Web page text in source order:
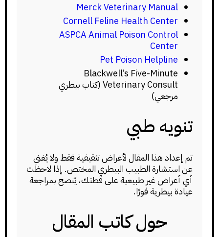
Merck Veterinary Manual
Cornell Feline Health Center
ASPCA Animal Poison Control
Center
Pet Poison Helpline
Blackwell’s Five-Minute
Veterinary Consult (كتاب بيطري
مرجعي)
تنويه طبي
تم إعداد هذا المقال لأغراض تثقيفية فقط ولا يُغني
عن استشارة الطبيب البيطري المختص. إذا لاحظت
أي أعراض غير طبيعية على قطتك، يُنصح بمراجعة
عيادة بيطرية فورًا.
حول كاتب المقال